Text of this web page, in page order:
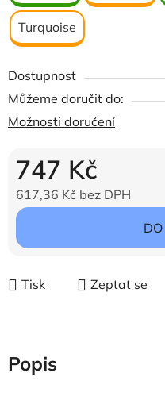
Turquoise
Dostupnost
Můžeme doručit do:
Možnosti doručení
747 Kč
617,36 Kč bez DPH
Měrná cena:
Tisk Zeptat se
Popis